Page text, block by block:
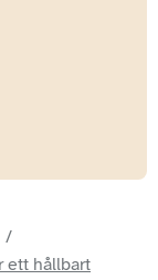
ett hållbart